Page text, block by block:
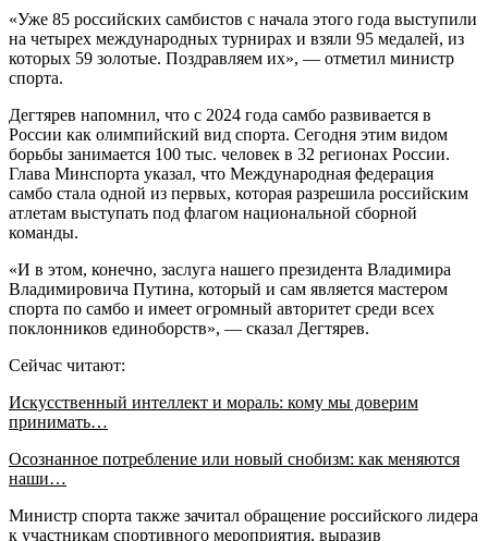
«Уже 85 российских самбистов с начала этого года выступили
на четырех международных турнирах и взяли 95 медалей, из
которых 59 золотые. Поздравляем их», — отметил министр
спорта.
Дегтярев напомнил, что с 2024 года самбо развивается в
России как олимпийский вид спорта. Сегодня этим видом
борьбы занимается 100 тыс. человек в 32 регионах России.
Глава Минспорта указал, что Международная федерация
самбо стала одной из первых, которая разрешила российским
атлетам выступать под флагом национальной сборной
команды.
«И в этом, конечно, заслуга нашего президента Владимира
Владимировича Путина, который и сам является мастером
спорта по самбо и имеет огромный авторитет среди всех
поклонников единоборств», — сказал Дегтярев.
Сейчас читают:
Искусственный интеллект и мораль: кому мы доверим
принимать…
Осознанное потребление или новый снобизм: как меняются
наши…
Министр спорта также зачитал обращение российского лидера
к участникам спортивного мероприятия, выразив